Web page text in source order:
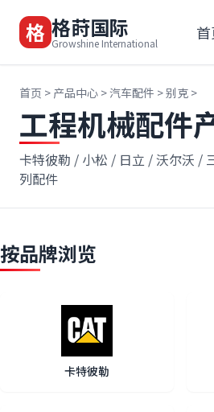
格 格莳国际
Growshine International
首页 > 产品中心 > 汽车配件 >别克 >
工程机械配件
卡特彼勒 / 小松 / 日立 / 沃尔沃 /
列配件
按品牌浏览
卡特彼勒